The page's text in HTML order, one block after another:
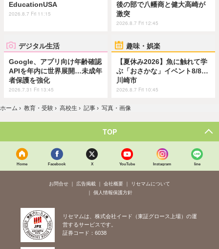
EducationUSA
2026.8.7 Fri 11:15
後の部で八幡商と健大高崎が
激突
2026.8.7 Fri 12:45
デジタル生活
Google、アプリ向け年齢確認
APIを年内に世界展開…未成年
者保護を強化
2026.7.31 Fri 13:45
趣味・娯楽
【夏休み2026】魚に触れて学
ぶ「おさかな」イベント8/8…
川崎市
2026.8.7 Fri 10:45
ホーム › 教育・受験 › 高校生 › 記事 › 写真・画像
TOP
Home Facebook X YouTube Instagram line
お問合せ 広告掲載 会社概要
リセマムについて
個人情報保護方針
リセマムは、株式会社イード（東証グロース上場）の運
営するサービスです。
証券コード：6038